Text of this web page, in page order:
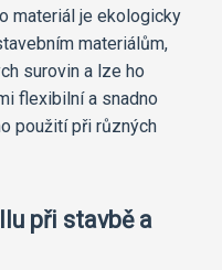
materiál je ekologicky
materiálům,
surovin a lze ho
flexibilní a snadno
použití při různých
při stavbě a